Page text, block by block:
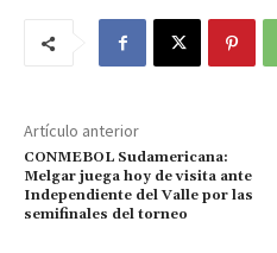
Artículo anterior
CONMEBOL Sudamericana:
Melgar juega hoy de visita ante
Independiente del Valle por las
semifinales del torneo